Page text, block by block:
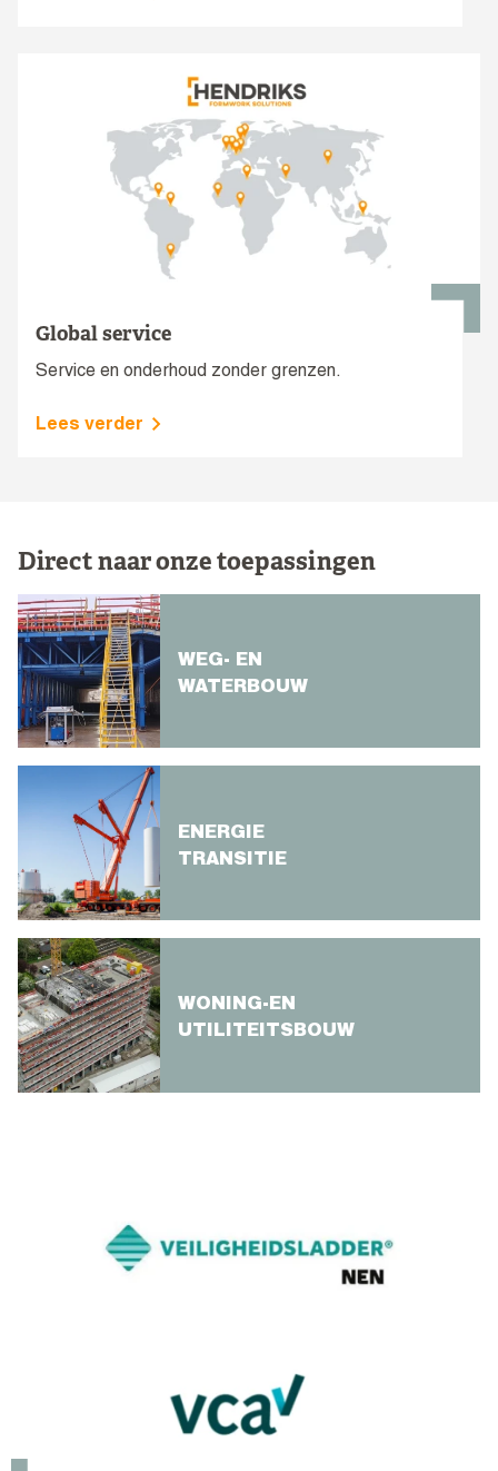
Global service
Service en onderhoud zonder grenzen.
Lees verder
Direct naar onze toepassingen
WEG- EN
WATERBOUW
ENERGIE
TRANSITIE
WONING-EN
UTILITEITSBOUW